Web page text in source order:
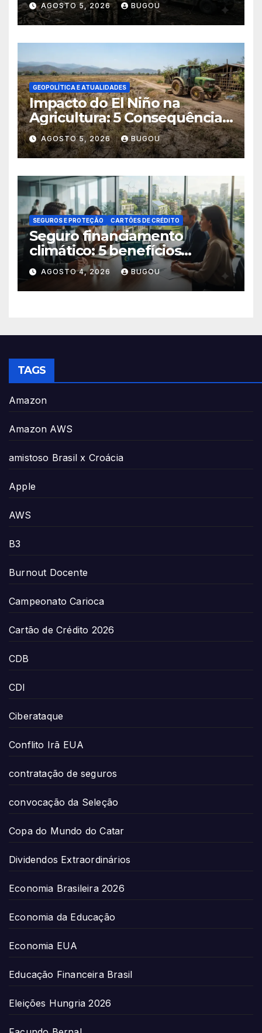
AGOSTO 5, 2026 BUGOU
GEOPOLÍTICA E ATUALIDADES
Impacto do El Niño na
Agricultura: 5 Consequências
Críticas
AGOSTO 5, 2026 BUGOU
SEGUROS E PROTEÇÃO CARTÕES DE CRÉDITO
Seguro financiamento
climático: 5 benefícios
essenciais
AGOSTO 4, 2026 BUGOU
TAGS
Amazon
Amazon AWS
amistoso Brasil x Croácia
Apple
AWS
B3
Burnout Docente
Campeonato Carioca
Cartão de Crédito 2026
CDB
CDI
Ciberataque
Conflito Irã EUA
contratação de seguros
convocação da Seleção
Copa do Mundo do Catar
Dividendos Extraordinários
Economia Brasileira 2026
Economia da Educação
Economia EUA
Educação Financeira Brasil
Eleições Hungria 2026